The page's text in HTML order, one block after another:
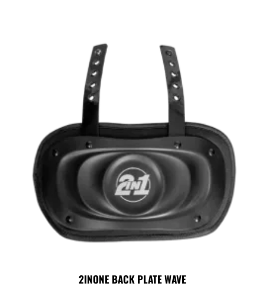
2INONE BACK PLATE WAVE